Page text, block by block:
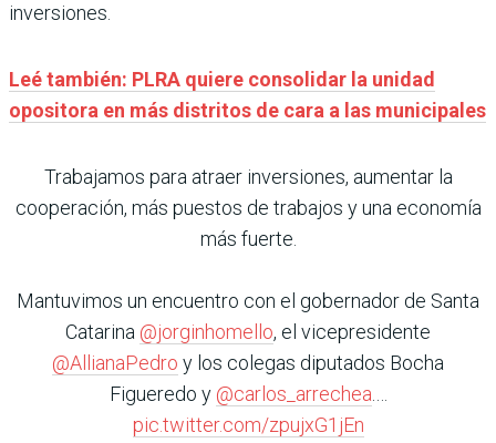
inversiones.
Leé también: PLRA quiere consolidar la unidad
opositora en más distritos de cara a las municipales
Trabajamos para atraer inversiones, aumentar la
cooperación, más puestos de trabajos y una economía
más fuerte.
Mantuvimos un encuentro con el gobernador de Santa
Catarina @jorginhomello, el vicepresidente
@AllianaPedro y los colegas diputados Bocha
Figueredo y @carlos_arrechea
pic.twitter.com/zpujxG1jEn